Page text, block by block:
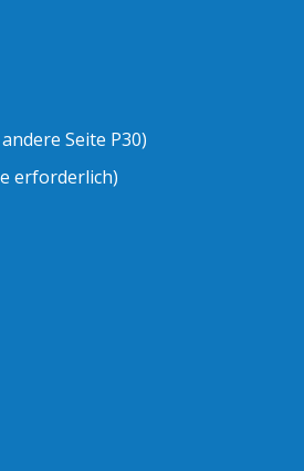
Seite P30)
erforderlich)